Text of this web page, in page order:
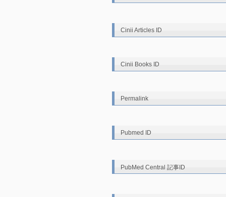
Cinii Articles ID
Cinii Books ID
Permalink
Pubmed ID
PubMed Central 記事ID